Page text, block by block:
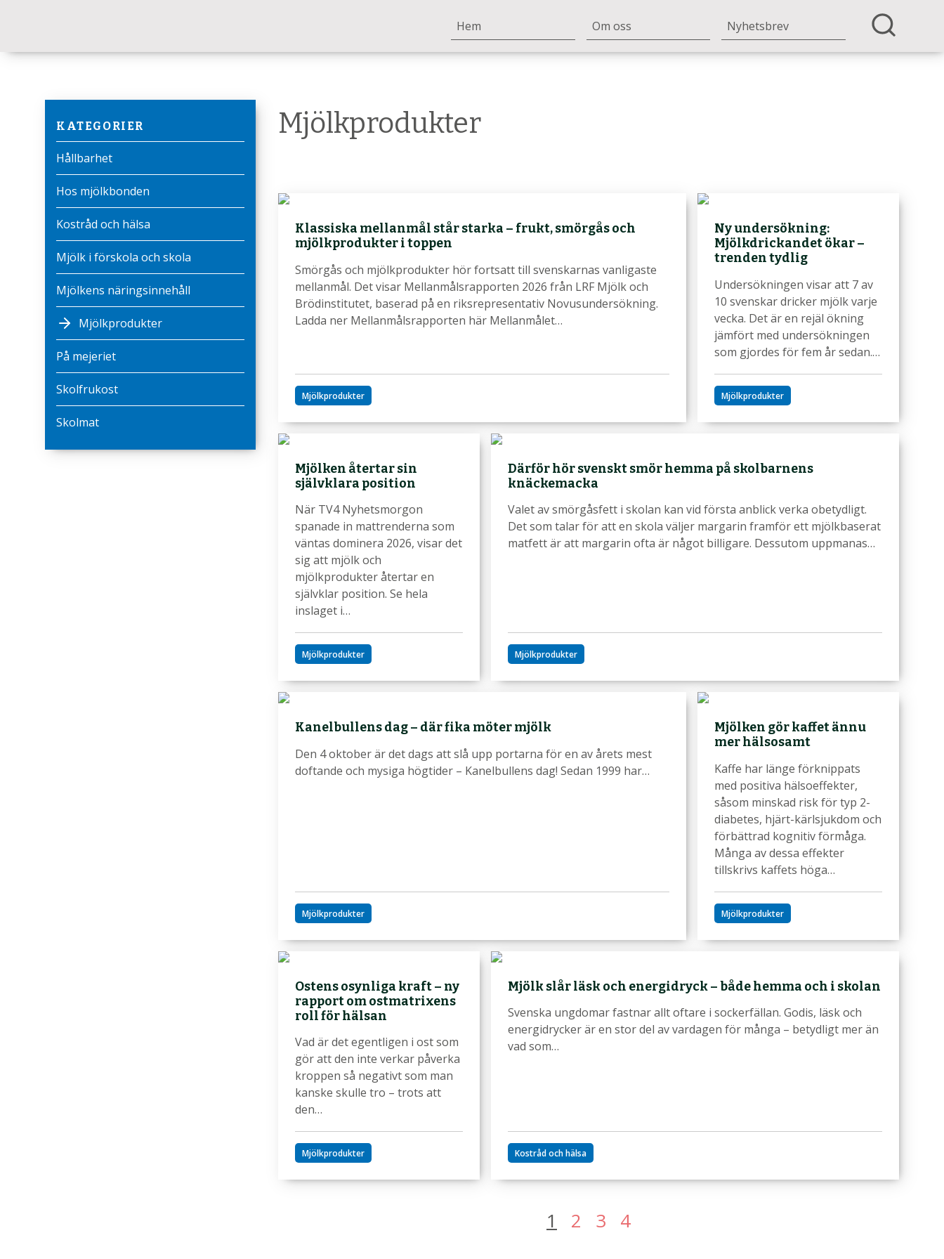
Hem Om oss Nyhetsbrev
KATEGORIER
Hållbarhet
Hos mjölkbonden
Kostråd och hälsa
Mjölk i förskola och skola
Mjölkens näringsinnehåll
Mjölkprodukter
På mejeriet
Skolfrukost
Skolmat
Mjölkprodukter
Klassiska mellanmål står starka – frukt, smörgås och
mjölkprodukter i toppen
Smörgås och mjölkprodukter hör fortsatt till svenskarnas vanligaste
mellanmål. Det visar Mellanmålsrapporten 2026 från LRF Mjölk och
Brödinstitutet, baserad på en riksrepresentativ Novusundersökning.
Ladda ner Mellanmålsrapporten här Mellanmålet…
Mjölkprodukter
Ny undersökning:
Mjölkdrickandet ökar –
trenden tydlig
Undersökningen visar att 7 av
10 svenskar dricker mjölk varje
vecka. Det är en rejäl ökning
jämfört med undersökningen
som gjordes för fem år sedan.…
Mjölkprodukter
Mjölken återtar sin
självklara position
När TV4 Nyhetsmorgon
spanade in mattrenderna som
väntas dominera 2026, visar det
sig att mjölk och
mjölkprodukter återtar en
självklar position. Se hela
inslaget i…
Mjölkprodukter
Därför hör svenskt smör hemma på skolbarnens
knäckemacka
Valet av smörgåsfett i skolan kan vid första anblick verka obetydligt.
Det som talar för att en skola väljer margarin framför ett mjölkbaserat
matfett är att margarin ofta är något billigare. Dessutom uppmanas…
Mjölkprodukter
Kanelbullens dag – där fika möter mjölk
Den 4 oktober är det dags att slå upp portarna för en av årets mest
doftande och mysiga högtider – Kanelbullens dag! Sedan 1999 har…
Mjölkprodukter
Mjölken gör kaffet ännu
mer hälsosamt
Kaffe har länge förknippats
med positiva hälsoeffekter,
såsom minskad risk för typ 2-
diabetes, hjärt-kärlsjukdom och
förbättrad kognitiv förmåga.
Många av dessa effekter
tillskrivs kaffets höga…
Mjölkprodukter
Ostens osynliga kraft – ny
rapport om ostmatrixens
roll för hälsan
Vad är det egentligen i ost som
gör att den inte verkar påverka
kroppen så negativt som man
kanske skulle tro – trots att
den…
Mjölkprodukter
Mjölk slår läsk och energidryck – både hemma och i skolan
Svenska ungdomar fastnar allt oftare i sockerfällan. Godis, läsk och
energidrycker är en stor del av vardagen för många – betydligt mer än
vad som…
Kostråd och hälsa
1 2 3 4